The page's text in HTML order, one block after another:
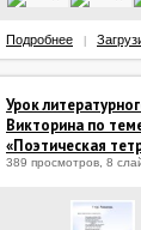
Подробнее
Урок
Викторина по
«Поэтическая
389 просмотров, 8